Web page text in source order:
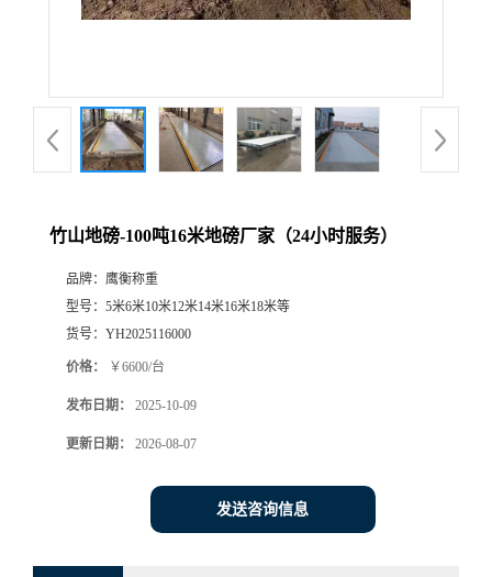
竹山地磅-100吨16米地磅厂家（24小时服务）
品牌： 鹰衡称重
型号： 5米6米10米12米14米16米18米等
货号： YH2025116000
价格： ￥6600/台
发布日期： 2025-10-09
更新日期： 2026-08-07
发送咨询信息